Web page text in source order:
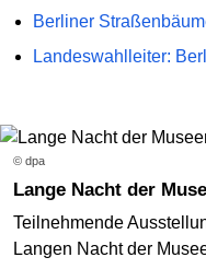
Berliner
Landeswahlleiter:
© dpa
Lange Nacht der
Teilnehmende
Langen Nacht der